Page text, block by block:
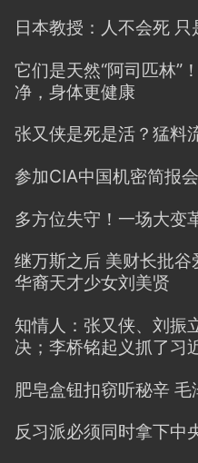
日本教授：人不会死
它们是天然“阿司匹林”
净，身体更健康
张又侠是死是活？猛料
参加CIA中国机密简报
多方位失守！一场大变
继万斯之后 美财长批谷
华裔天才少女刘美贤
知情人：张又侠、刘振
决；李桥铭起义抓了习
肥皂盒钮扣窃听秘辛
反习派必须同时拿下中